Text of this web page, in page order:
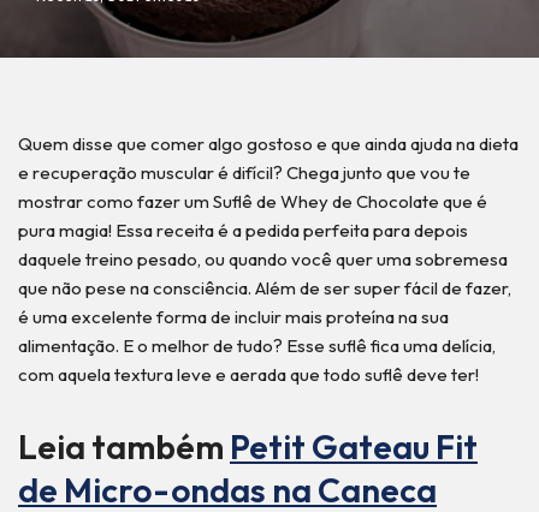
Quem disse que comer algo gostoso e que ainda ajuda na dieta
e recuperação muscular é difícil? Chega junto que vou te
mostrar como fazer um Suflê de Whey de Chocolate que é
pura magia! Essa receita é a pedida perfeita para depois
daquele treino pesado, ou quando você quer uma sobremesa
que não pese na consciência. Além de ser super fácil de fazer,
é uma excelente forma de incluir mais proteína na sua
alimentação. E o melhor de tudo? Esse suflê fica uma delícia,
com aquela textura leve e aerada que todo suflê deve ter!
Leia também Petit Gateau Fit
de Micro-ondas na Caneca